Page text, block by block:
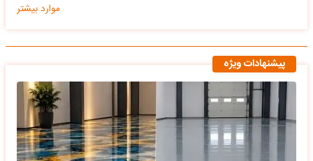
موارد بیشتر
پیشنهادات ویژه